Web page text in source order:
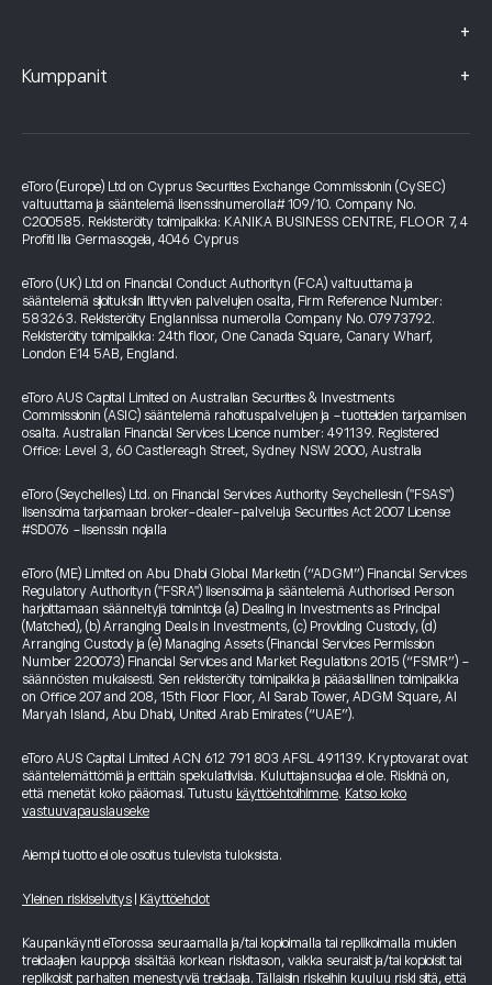
+
Kumppanit +
eToro (Europe) Ltd on Cyprus Securities Exchange Commissionin (CySEC)
valtuuttama ja sääntelemä lisenssinumerolla# 109/10. Company No.
C200585. Rekisteröity toimipaikka: KANIKA BUSINESS CENTRE, FLOOR 7, 4
Profiti Ilia Germasogeia, 4046 Cyprus
eToro (UK) Ltd on Financial Conduct Authorityn (FCA) valtuuttama ja
sääntelemä sijoituksiin liittyvien palvelujen osalta, Firm Reference Number:
583263. Rekisteröity Englannissa numerolla Company No. 07973792.
Rekisteröity toimipaikka: 24th floor, One Canada Square, Canary Wharf,
London E14 5AB, England.
eToro AUS Capital Limited on Australian Securities & Investments
Commissionin (ASIC) sääntelemä rahoituspalvelujen ja -tuotteiden tarjoamisen
osalta. Australian Financial Services Licence number: 491139. Registered
Office: Level 3, 60 Castlereagh Street, Sydney NSW 2000, Australia
eToro (Seychelles) Ltd. on Financial Services Authority Seychellesin ("FSAS")
lisensoima tarjoamaan broker-dealer-palveluja Securities Act 2007 License
#SD076 -lisenssin nojalla
eToro (ME) Limited on Abu Dhabi Global Marketin (“ADGM”) Financial Services
Regulatory Authorityn ("FSRA") lisensoima ja sääntelemä Authorised Person
harjoittamaan säänneltyjä toimintoja (a) Dealing in Investments as Principal
(Matched), (b) Arranging Deals in Investments, (c) Providing Custody, (d)
Arranging Custody ja (e) Managing Assets (Financial Services Permission
Number 220073) Financial Services and Market Regulations 2015 (“FSMR”) -
säännösten mukaisesti. Sen rekisteröity toimipaikka ja pääasiallinen toimipaikka
on Office 207 and 208, 15th Floor Floor, Al Sarab Tower, ADGM Square, Al
Maryah Island, Abu Dhabi, United Arab Emirates (“UAE”).
eToro AUS Capital Limited ACN 612 791 803 AFSL 491139. Kryptovarat ovat
sääntelemättömiä ja erittäin spekulatiivisia. Kuluttajansuojaa ei ole. Riskinä on,
että menetät koko pääomasi. Tutustu käyttöehtoihimme. Katso koko
vastuuvapauslauseke
Aiempi tuotto ei ole osoitus tulevista tuloksista.
Yleinen riskiselvitys Käyttöehdot
Kaupankäynti eTorossa seuraamalla ja/tai kopioimalla tai replikoimalla muiden
treidaajien kauppoja sisältää korkean riskitason, vaikka seuraisit ja/tai kopioisit tai
replikoisit parhaiten menestyviä treidaajia. Tällaisiin riskeihin kuuluu riski siitä, että